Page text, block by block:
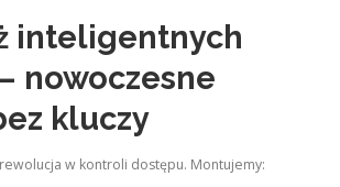
inteligentnych
nowoczesne
kluczy
w kontroli dostępu. Montujemy: